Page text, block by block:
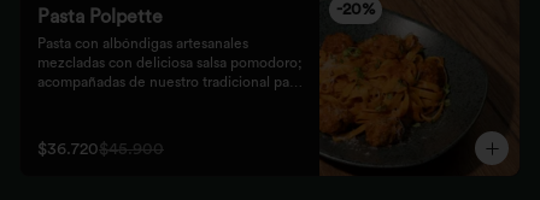
-20%
Pasta Polpette
Pasta con albóndigas artesanales
mezcladas con deliciosa salsa pomodoro;
acompañadas de nuestro tradicional pan
$36.720$45.900